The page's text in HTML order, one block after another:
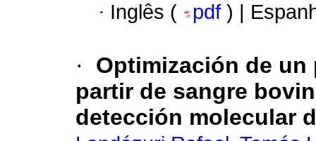
· Inglês ( pdf ) |
·
Optimización de un
partir de sangre
detección molecular